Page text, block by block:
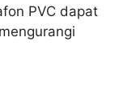
PVC dapat